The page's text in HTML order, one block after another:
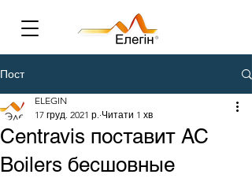
Пост
Centravis поставит AC
Boilers бесшовные
ELEGIN
17 груд. 2021 р. Читати 1 хв